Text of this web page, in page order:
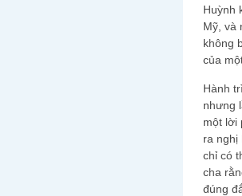
Huỳnh
Mỹ, và
không
của
Hành
nhưng
một lời
ra nghị
chỉ có
cha
đúng